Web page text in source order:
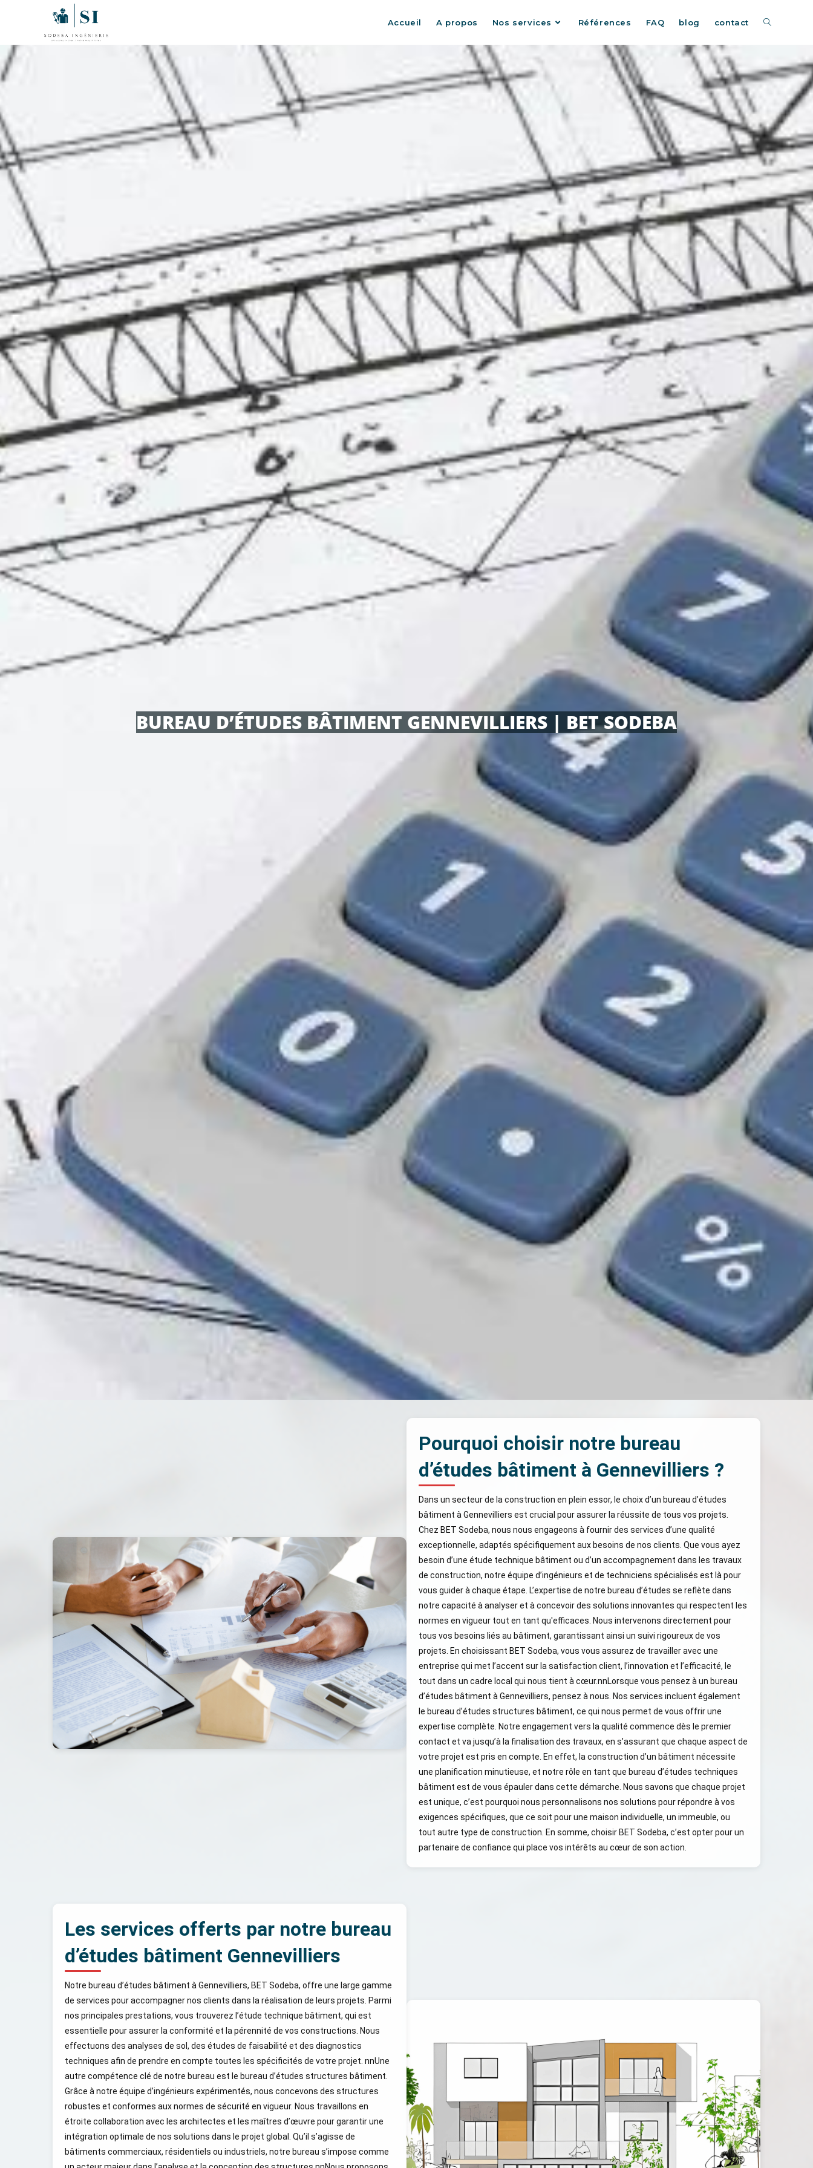
Accueil A propos Nos services Références FAQ blog contact
BUREAU D’ÉTUDES BÂTIMENT GENNEVILLIERS | BET SODEBA
Pourquoi choisir notre bureau
d’études bâtiment à Gennevilliers ?
Dans un secteur de la construction en plein essor, le choix d’un bureau d’études
bâtiment à Gennevilliers est crucial pour assurer la réussite de tous vos projets.
Chez BET Sodeba, nous nous engageons à fournir des services d’une qualité
exceptionnelle, adaptés spécifiquement aux besoins de nos clients. Que vous ayez
besoin d’une étude technique bâtiment ou d’un accompagnement dans les travaux
de construction, notre équipe d’ingénieurs et de techniciens spécialisés est là pour
vous guider à chaque étape. L’expertise de notre bureau d’études se reflète dans
notre capacité à analyser et à concevoir des solutions innovantes qui respectent les
normes en vigueur tout en tant qu'efficaces. Nous intervenons directement pour
tous vos besoins liés au bâtiment, garantissant ainsi un suivi rigoureux de vos
projets. En choisissant BET Sodeba, vous vous assurez de travailler avec une
entreprise qui met l’accent sur la satisfaction client, l’innovation et l’efficacité, le
tout dans un cadre local qui nous tient à cœur.nnLorsque vous pensez à un bureau
d’études bâtiment à Gennevilliers, pensez à nous. Nos services incluent également
le bureau d’études structures bâtiment, ce qui nous permet de vous offrir une
expertise complète. Notre engagement vers la qualité commence dès le premier
contact et va jusqu’à la finalisation des travaux, en s’assurant que chaque aspect de
votre projet est pris en compte. En effet, la construction d’un bâtiment nécessite
une planification minutieuse, et notre rôle en tant que bureau d’études techniques
bâtiment est de vous épauler dans cette démarche. Nous savons que chaque projet
est unique, c’est pourquoi nous personnalisons nos solutions pour répondre à vos
exigences spécifiques, que ce soit pour une maison individuelle, un immeuble, ou
tout autre type de construction. En somme, choisir BET Sodeba, c’est opter pour un
partenaire de confiance qui place vos intérêts au cœur de son action.
Les services offerts par notre bureau
d’études bâtiment Gennevilliers
Notre bureau d’études bâtiment à Gennevilliers, BET Sodeba, offre une large gamme
de services pour accompagner nos clients dans la réalisation de leurs projets. Parmi
nos principales prestations, vous trouverez l’étude technique bâtiment, qui est
essentielle pour assurer la conformité et la pérennité de vos constructions. Nous
effectuons des analyses de sol, des études de faisabilité et des diagnostics
techniques afin de prendre en compte toutes les spécificités de votre projet. nnUne
autre compétence clé de notre bureau est le bureau d’études structures bâtiment.
Grâce à notre équipe d’ingénieurs expérimentés, nous concevons des structures
robustes et conformes aux normes de sécurité en vigueur. Nous travaillons en
étroite collaboration avec les architectes et les maîtres d’œuvre pour garantir une
intégration optimale de nos solutions dans le projet global. Qu’il s’agisse de
bâtiments commerciaux, résidentiels ou industriels, notre bureau s’impose comme